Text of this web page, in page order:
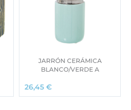
JARRÓN CERÁMICA
BLANCO/VERDE A
26,45 €